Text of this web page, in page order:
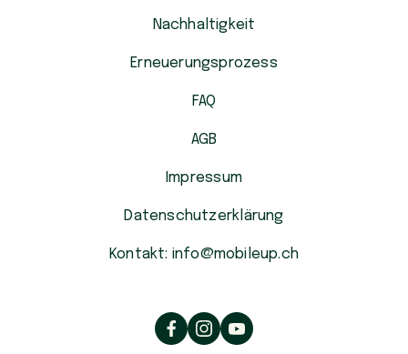
Nachhaltigkeit
Erneuerungsprozess
FAQ
AGB
Impressum
Datenschutzerklärung
Kontakt: info@mobileup.ch